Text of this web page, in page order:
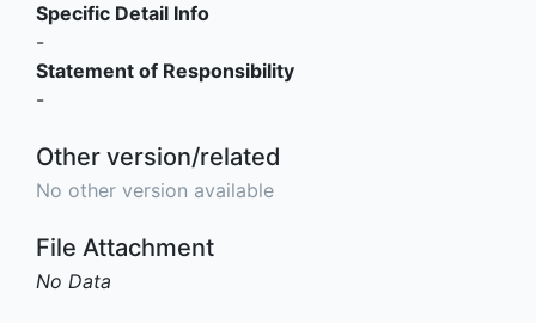
Specific Detail Info
-
Statement of Responsibility
-
Other version/related
No other version available
File Attachment
No Data